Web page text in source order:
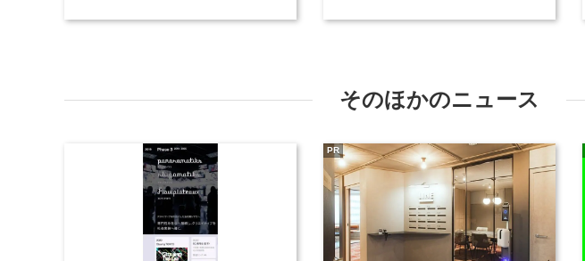
そのほかのニュース
PR